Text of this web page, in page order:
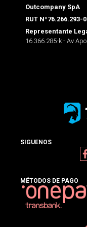
Outcompany SpA
RUT Nº76.266.293-0
Representante
16.366.285-k - Av
SIGUENOS
MÉTODOS DE PAGO